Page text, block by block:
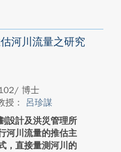
河川流量之研究
博士
授： 呂珍謀
設計及洪災管理所
河川流量的推估主
，直接量測河川的